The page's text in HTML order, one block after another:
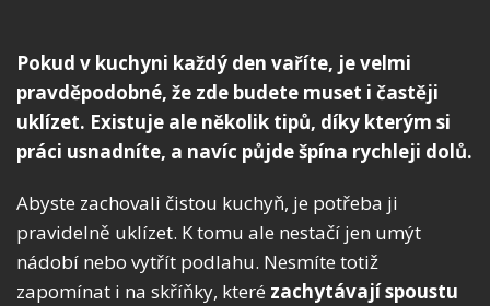
Pokud v kuchyni každý den vaříte, je velmi
pravděpodobné, že zde budete muset i častěji
uklízet. Existuje ale několik tipů, díky kterým si
práci usnadníte, a navíc půjde špína rychleji dolů.
Abyste zachovali čistou kuchyň, je potřeba ji
pravidelně uklízet. K tomu ale nestačí jen umýt
nádobí nebo vytřít podlahu. Nesmíte totiž
zapomínat i na skříňky, které zachytávají spoustu